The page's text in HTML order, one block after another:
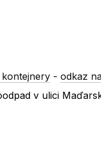
kontejnery -odkaz
v ulici